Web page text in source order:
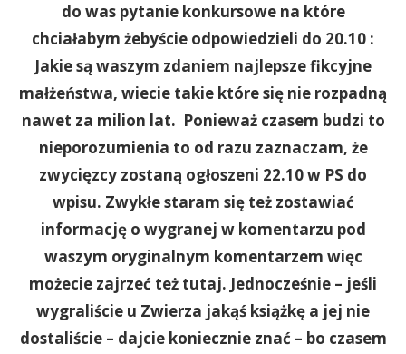
do was pytanie konkursowe na które
chciałabym żebyście odpowiedzieli do 20.10 :
Jakie są waszym zdaniem najlepsze fikcyjne
małżeństwa, wiecie takie które się nie rozpadną
nawet za milion lat. Ponieważ czasem budzi to
nieporozumienia to od razu zaznaczam, że
zwycięzcy zostaną ogłoszeni 22.10 w PS do
wpisu. Zwykłe staram się też zostawiać
informację o wygranej w komentarzu pod
waszym oryginalnym komentarzem więc
możecie zajrzeć też tutaj. Jednocześnie – jeśli
wygraliście u Zwierza jakąś książkę a jej nie
dostaliście – dajcie koniecznie znać – bo czasem